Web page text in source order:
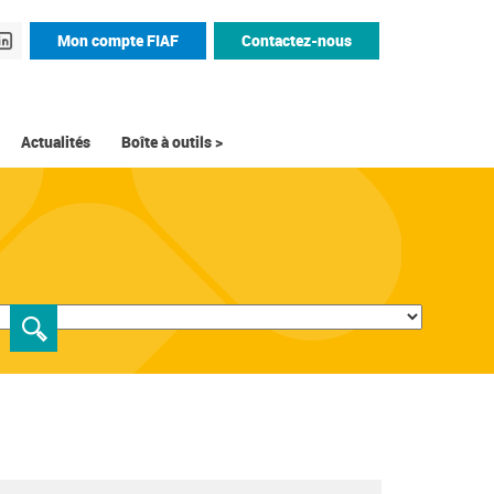
Mon compte FIAF Contactez-nous
Actualités Boîte à outils >